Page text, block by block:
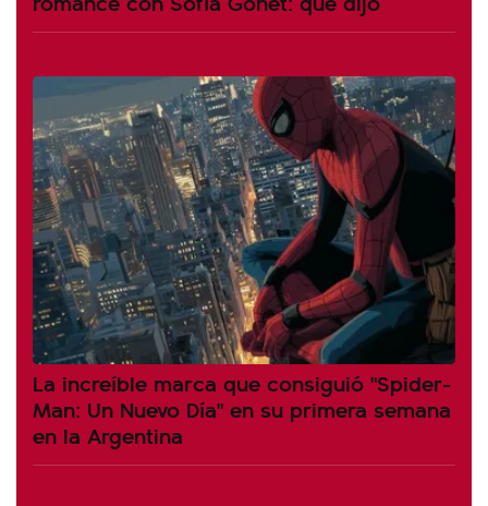
La increíble marca que consiguió "Spider-
Man: Un Nuevo Día" en su primera semana
en la Argentina